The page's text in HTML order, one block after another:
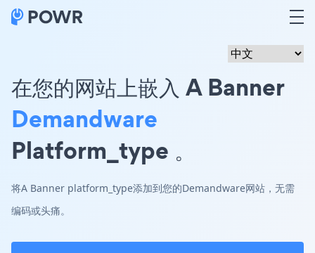
在您的网站上嵌入 A Banner
Demandware
Platform_type 。
将A Banner platform_type添加到您的Demandware网站，无需
编码或头痛。